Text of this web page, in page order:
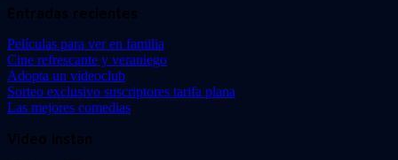
Entradas recientes
Películas para ver en familia
Cine refrescante y veraniego
Adopta un videoclub
Sorteo exclusivo suscriptores tarifa plana
Las mejores comedias
Video Instan